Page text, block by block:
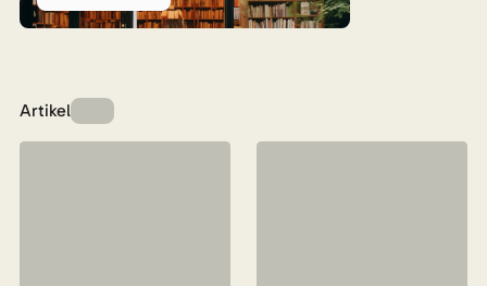
Artikel